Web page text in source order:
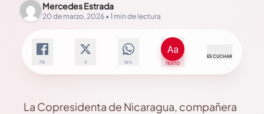
Mercedes Estrada
20 de marzo, 2026 • 1 min de lectura
FB X WA TEXTO
ESCUCHAR
La Copresidenta de Nicaragua, compañera